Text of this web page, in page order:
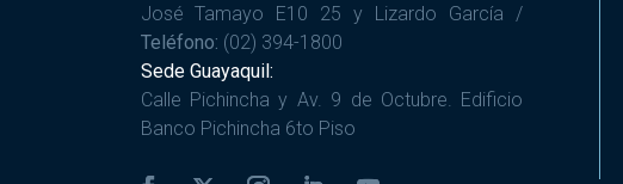
José Tamayo E10 25 y Lizardo García /
Teléfono: (02) 394-1800
Sede Guayaquil:
Calle Pichincha y Av. 9 de Octubre. Edificio
Banco Pichincha 6to Piso